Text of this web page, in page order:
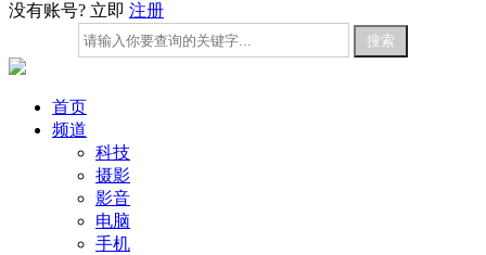
没有账号? 立即 注册
首页
频道
科技
摄影
影音
电脑
手机